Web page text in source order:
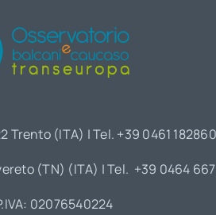
Trento (ITA) | Tel. +39 0461
(TN) (ITA) | Tel. +39 0464
02076540224